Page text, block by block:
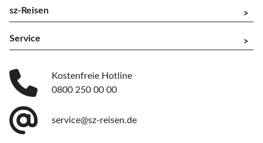
sz-Reisen ^
Service ^
Kostenfreie Hotline
0800 250 00 00
service@sz-reisen.de